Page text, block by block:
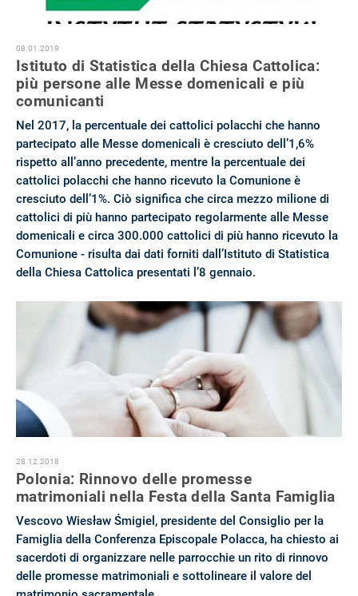
08.01.2019
Istituto di Statistica della Chiesa Cattolica:
più persone alle Messe domenicali e più
comunicanti
Nel 2017, la percentuale dei cattolici polacchi che hanno
partecipato alle Messe domenicali è cresciuto dell’1,6%
rispetto all’anno precedente, mentre la percentuale dei
cattolici polacchi che hanno ricevuto la Comunione è
cresciuto dell’1%. Ciò significa che circa mezzo milione di
cattolici di più hanno partecipato regolarmente alle Messe
domenicali e circa 300.000 cattolici di più hanno ricevuto la
Comunione - risulta dai dati forniti dall’Istituto di Statistica
della Chiesa Cattolica presentati l’8 gennaio.
28.12.2018
Polonia: Rinnovo delle promesse
matrimoniali nella Festa della Santa Famiglia
Vescovo Wiesław Śmigiel, presidente del Consiglio per la
Famiglia della Conferenza Episcopale Polacca, ha chiesto ai
sacerdoti di organizzare nelle parrocchie un rito di rinnovo
delle promesse matrimoniali e sottolineare il valore del